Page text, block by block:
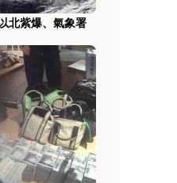
北紫爆、氣象署